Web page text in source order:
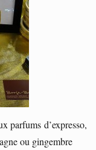
parfums d’expresso,
ou gingembre